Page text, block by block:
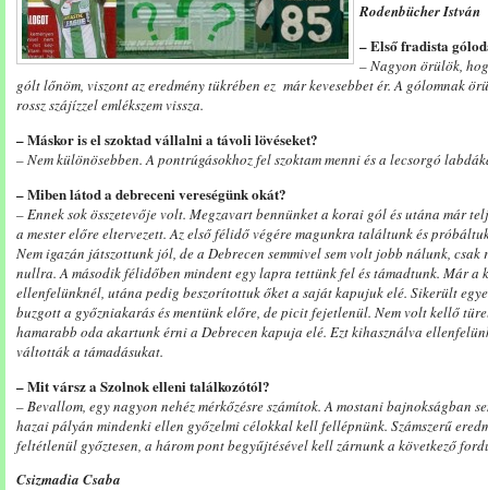
Rodenbücher István
– Első fradista
– Nagyon örülök,
gólt lőnöm, viszont az eredmény tükrében ez már kevesebbet ér. A gólomnak
rossz szájízzel emlékszem vissza.
– Máskor is el szoktad vállalni a távoli lövéseket?
– Nem különösebben. A pontrúgásokhoz fel szoktam menni és a lecsorgó
– Miben látod a debreceni vereségünk okát?
– Ennek sok összetevője volt. Megzavart bennünket a korai gól és utána már
a mester előre eltervezett. Az első félidő végére magunkra találtunk és
Nem igazán játszottunk jól, de a Debrecen semmivel sem volt jobb nálunk, csak
nullra. A második félidőben mindent egy lapra tettünk fel és támadtunk. Már
ellenfelünknél, utána pedig beszorítottuk őket a saját kapujuk elé. Sikerült
buzgott a győzniakarás és mentünk előre, de picit fejetlenül. Nem volt kellő
hamarabb oda akartunk érni a Debrecen kapuja elé. Ezt kihasználva
váltották a támadásukat.
– Mit vársz a Szolnok elleni találkozótól?
– Bevallom, egy nagyon nehéz mérkőzésre számítok. A mostani bajnokságban
hazai pályán mindenki ellen győzelmi célokkal kell fellépnünk. Számszerű
feltétlenül győztesen, a három pont begyűjtésével kell zárnunk a következő
Csizmadia Csaba